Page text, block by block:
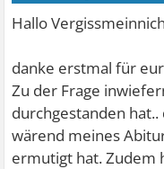
Hallo
danke erstmal für
Zu der Frage
durchgestanden
wärend meines
ermutigt hat. Zudem